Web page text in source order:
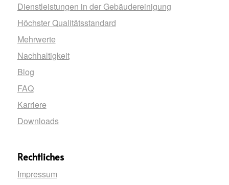
Dienstleistungen in der Gebäudereinigung
Höchster Qualitätsstandard
Mehrwerte
Nachhaltigkeit
Blog
FAQ
Karriere
Downloads
Rechtliches
Impressum